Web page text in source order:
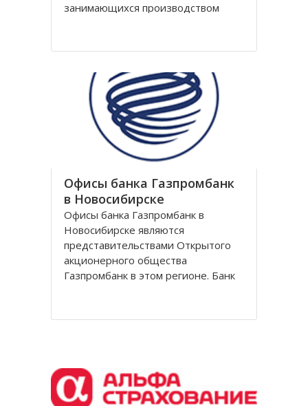
занимающихся производством
является одним из представителей
Головной офис федеральной
обувной сети Вестфалика в
Офисы банка Газпромбанк
в Новосибирске
Офисы банка Газпромбанк в
Новосибирске являются
представительствами Открытого
акционерного общества
Газпромбанк в этом регионе. Банк
промышленности. Он уже давно
время является